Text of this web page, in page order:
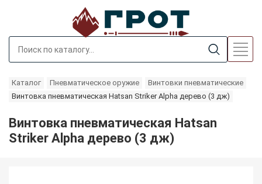
Каталог Пневматическое оружие
Винтовки пневматические
Винтовка пневматическая Hatsan Striker Alpha дерево (3 дж)
Винтовка пневматическая Hatsan
Striker Alpha дерево (3 дж)